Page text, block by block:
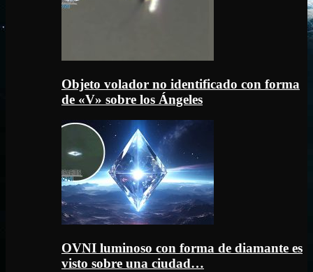
Objeto volador no identificado con forma
de «V» sobre los Ángeles
OVNI luminoso con forma de diamante es
visto sobre una ciudad…